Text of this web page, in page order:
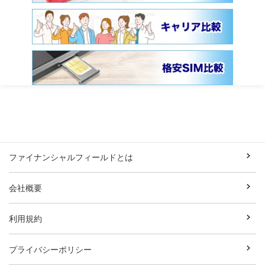
ファイナンシャルフィールドとは
会社概要
利用規約
プライバシーポリシー